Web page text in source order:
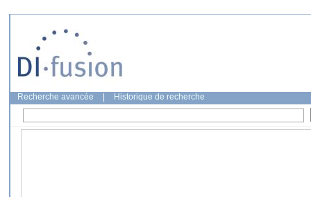
Recherche avancée Historique de recherche